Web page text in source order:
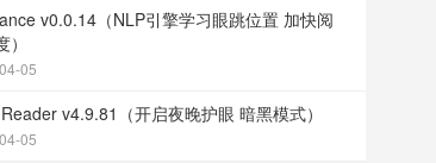
v0.0.14（NLP引擎学习眼跳位置 加快阅
05
v4.9.81（开启夜晚护眼 暗黑模式）
05